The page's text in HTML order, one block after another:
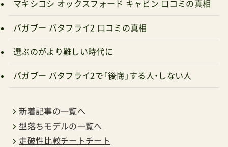
マキシコシ オックスフォード キャビン 口コミの真相
バガブー バタフライ2 口コミの真相
選ぶのがより難しい時代に
バガブー バタフライ2で「後悔」する人・しない人
新着記事の一覧へ
型落ちモデルの一覧へ
走破性比較チートチート